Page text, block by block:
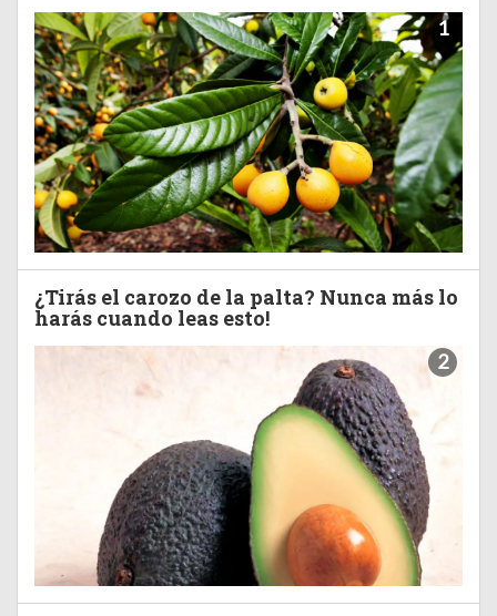
1
¿Tirás el carozo de la palta? Nunca más lo
harás cuando leas esto!
2